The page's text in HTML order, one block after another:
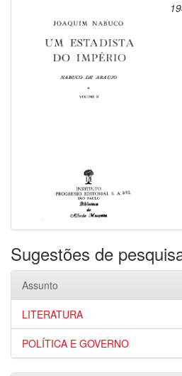
Sugestões de
Assunto
LITERATURA
POLÍTICA E GOVERNO